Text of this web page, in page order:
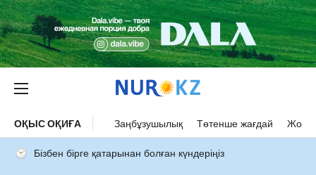
ОҚЫС ОҚИҒА Заңбұзушылық Төтенше жағдай Жол
Бізбен бірге қатарынан болған күндеріңіз